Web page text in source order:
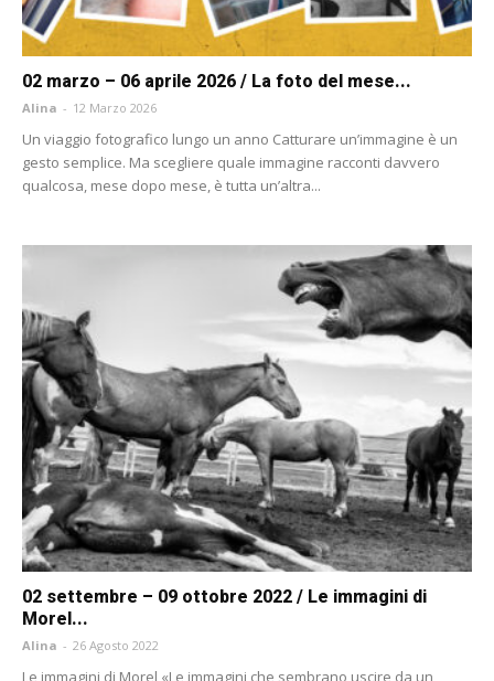
02 marzo – 06 aprile 2026 / La foto del mese...
Alina - 12 Marzo 2026
Un viaggio fotografico lungo un anno Catturare un’immagine è un
gesto semplice. Ma scegliere quale immagine racconti davvero
qualcosa, mese dopo mese, è tutta un’altra...
02 settembre – 09 ottobre 2022 / Le immagini di
Morel...
Alina - 26 Agosto 2022
Le immagini di Morel «Le immagini che sembrano uscire da un